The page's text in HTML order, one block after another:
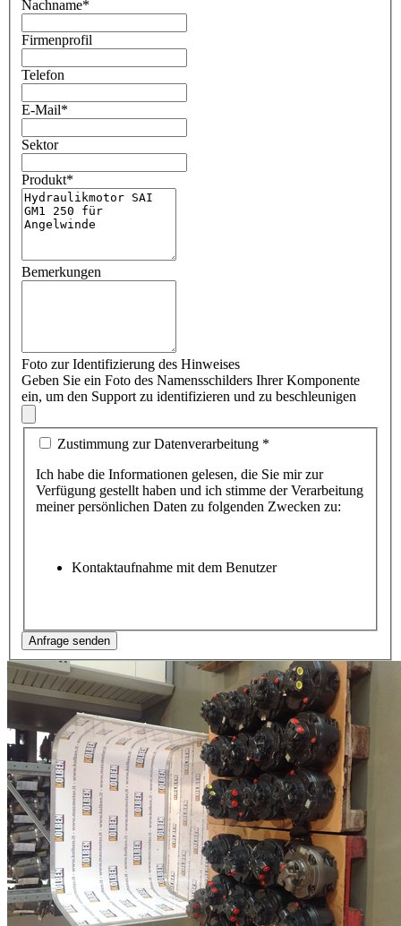
Nachname*
Firmenprofil
Telefon
E-Mail*
Sektor
Produkt*
Bemerkungen
Foto zur Identifizierung des Hinweises
Geben Sie ein Foto des Namensschilders Ihrer Komponente
ein, um den Support zu identifizieren und zu beschleunigen
Zustimmung zur Datenverarbeitung *
Ich habe die Informationen gelesen, die Sie mir zur
Verfügung gestellt haben und ich stimme der Verarbeitung
meiner persönlichen Daten zu folgenden Zwecken zu:
Kontaktaufnahme mit dem Benutzer